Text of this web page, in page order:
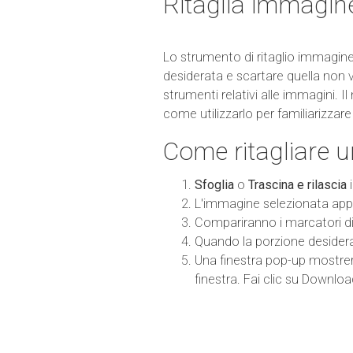
Lo strumento di ritaglio
desiderata e scartare quella
strumenti relativi alle immagini.
come utilizzarlo per
Come ritagliare
Sfoglia o Trascina e rilascia
L'immagine selezionata
Compariranno i marcatori
Quando la porzione
Una finestra pop-up
finestra. Fai clic su